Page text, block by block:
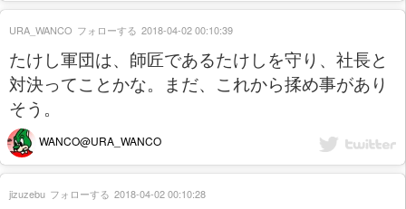
たけし軍団は、師匠であるたけしを守り、社長と
対決ってことかな。まだ、これから揉め事があり
そう。
WANCO@URA_WANCO
URA_WANCO フォローする 2018-04-02 00:10:39
jizuzebu フォローする 2018-04-02 00:10:28